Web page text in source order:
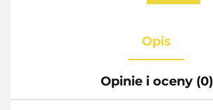
Opis
Opinie i oceny (0)